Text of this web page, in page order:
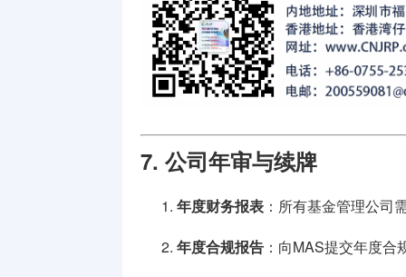
7. 公司年审与续牌
年度财务报表 ：所有基金管理公司
年度合规报告 ：向MAS提交年度合